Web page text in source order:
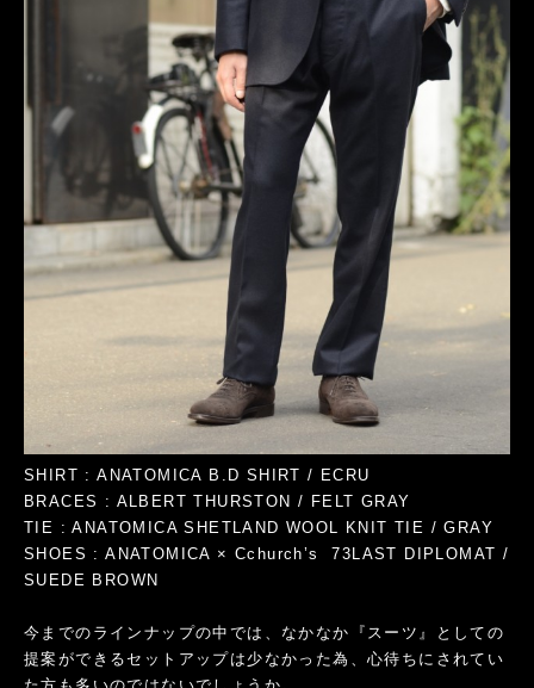
SHIRT : ANATOMICA B.D SHIRT / ECRU
BRACES : ALBERT THURSTON / FELT GRAY
TIE : ANATOMICA SHETLAND WOOL KNIT TIE / GRAY
SHOES : ANATOMICA × Cchurch’s 73LAST DIPLOMAT /
SUEDE BROWN
今までのラインナップの中では、なかなか『スーツ』としての
提案ができるセットアップは少なかった為、心待ちにされてい